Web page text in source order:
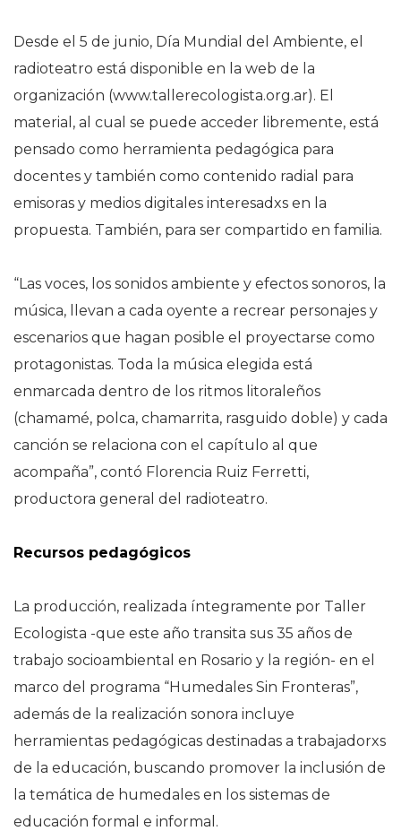
Desde el 5 de junio, Día Mundial del Ambiente, el
radioteatro está disponible en la web de la
organización (www.tallerecologista.org.ar). El
material, al cual se puede acceder libremente, está
pensado como herramienta pedagógica para
docentes y también como contenido radial para
emisoras y medios digitales interesadxs en la
propuesta. También, para ser compartido en familia.
“Las voces, los sonidos ambiente y efectos sonoros, la
música, llevan a cada oyente a recrear personajes y
escenarios que hagan posible el proyectarse como
protagonistas. Toda la música elegida está
enmarcada dentro de los ritmos litoraleños
(chamamé, polca, chamarrita, rasguido doble) y cada
canción se relaciona con el capítulo al que
acompaña”, contó Florencia Ruiz Ferretti,
productora general del radioteatro.
Recursos pedagógicos
La producción, realizada íntegramente por Taller
Ecologista -que este año transita sus 35 años de
trabajo socioambiental en Rosario y la región- en el
marco del programa “Humedales Sin Fronteras”,
además de la realización sonora incluye
herramientas pedagógicas destinadas a trabajadorxs
de la educación, buscando promover la inclusión de
la temática de humedales en los sistemas de
educación formal e informal.